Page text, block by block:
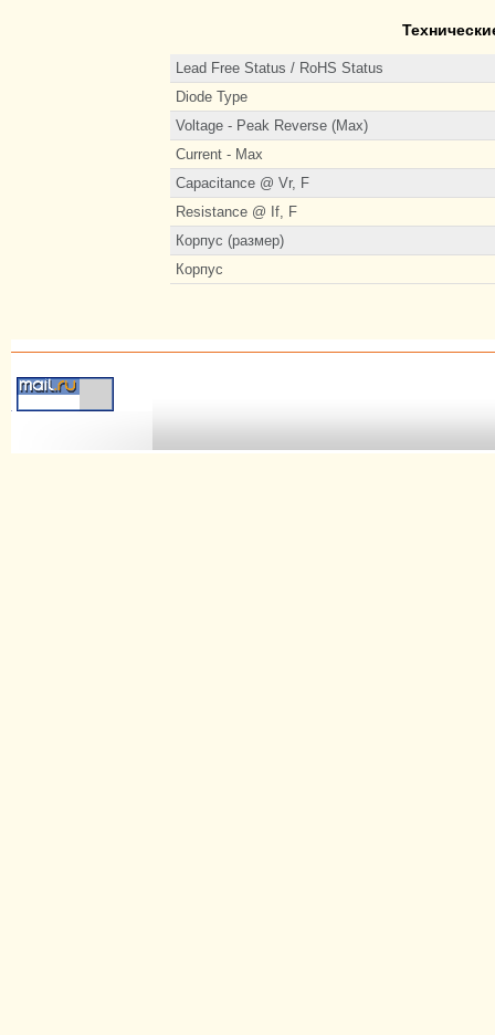
Lead Free Status / RoHS Status
Diode Type
Voltage - Peak Reverse (Max)
Current - Max
Capacitance @ Vr, F
Resistance @ If, F
Корпус (размер)
Корпус